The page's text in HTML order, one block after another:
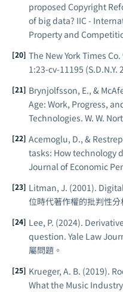
proposed Copyright
of big data? IIC -
Property and
The New York Times
1:23-cv-11195 (S.D.N.Y.
Brynjolfsson, E., &
Age: Work, Progress,
Technologies. W. W.
Acemoglu, D., &
tasks: How technology
Journal of Economic
Litman, J. (2001).
位時代著作權的批判性分
Lee, P. (2024).
question. Yale Law
屬問題。
Krueger, A. B. (2019).
What the Music